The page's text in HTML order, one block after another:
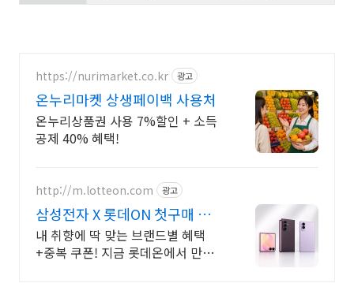
https://nurimarket.co.kr 광고
온누리마켓 상생페이백 사용처
온누리상품권 사용 7%할인 + 소득
공제 40% 혜택!
http://m.lotteon.com 광고
삼성전자 X 롯데ON 첫구매 최
대 5천원 혜택!
내 취향에 딱 맞는 브랜드별 혜택
+중복 쿠폰! 지금 롯데온에서 만나